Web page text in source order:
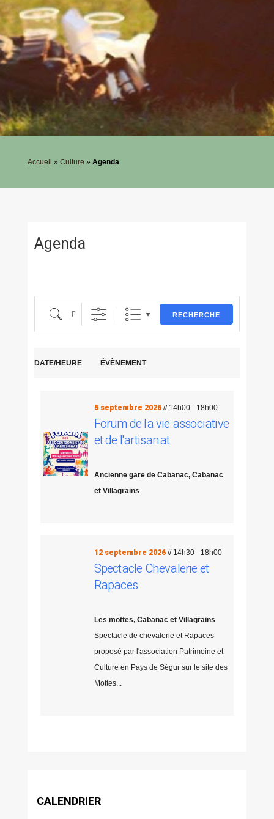
Accueil » Culture » Agenda
Agenda
Recherche RECHERCHE
DATE/HEURE ÉVÈNEMENT
5 septembre 2026 // 14h00 - 18h00
Forum de la vie associative
et de l'artisanat
Ancienne gare de Cabanac, Cabanac
et Villagrains
12 septembre 2026 // 14h30 - 18h00
Spectacle Chevalerie et
Rapaces
Les mottes, Cabanac et Villagrains
Spectacle de chevalerie et Rapaces
proposé par l'association Patrimoine et
Culture en Pays de Ségur sur le site des
Mottes...
CALENDRIER